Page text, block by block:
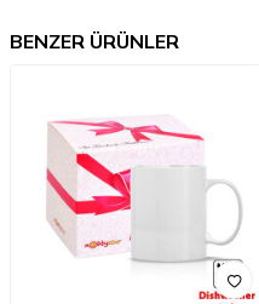
BENZER ÜRÜNLER